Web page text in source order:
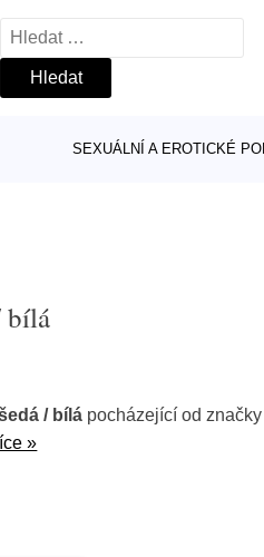
Vyhledávání
SEXUÁLNÍ A EROTICKÉ
bílá
/ bílá pocházející od značky
»